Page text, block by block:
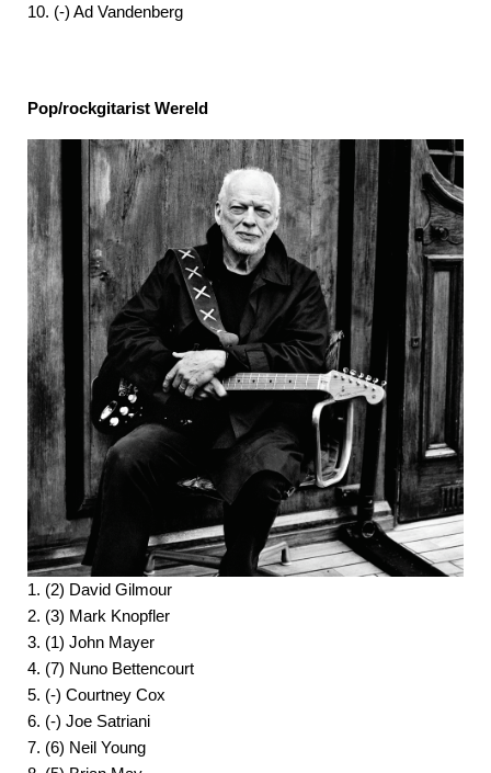
10. (-) Ad Vandenberg
Pop/rockgitarist Wereld
1. (2) David Gilmour
2. (3) Mark Knopfler
3. (1) John Mayer
4. (7) Nuno Bettencourt
5. (-) Courtney Cox
6. (-) Joe Satriani
7. (6) Neil Young